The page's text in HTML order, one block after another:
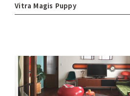
Vitra Magis Puppy